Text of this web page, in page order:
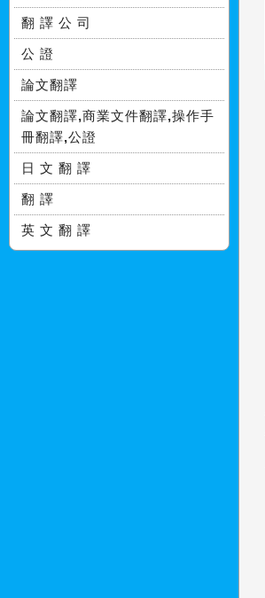
翻 譯 公 司
公 證
論文翻譯
論文翻譯,商業文件翻譯,操作手
冊翻譯,公證
日 文 翻 譯
翻 譯
英 文 翻 譯